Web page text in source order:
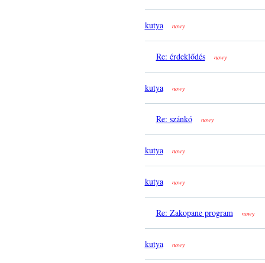
kutya nowy
Re: érdeklődés nowy
kutya nowy
Re: szánkó nowy
kutya nowy
kutya nowy
Re: Zakopane program nowy
kutya nowy